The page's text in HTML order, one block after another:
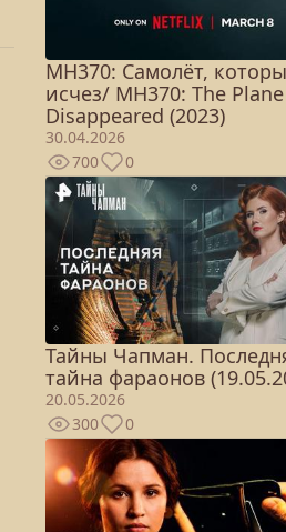
MH370: Самолёт,
исчез/ MH370: The
Disappeared (2023)
30.04.2026
700
0
Тайны Чапман.
тайна фараонов
20.05.2026
300
0